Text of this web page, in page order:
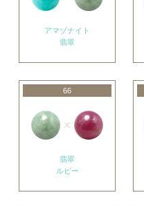
アマゾナイト
翡翠
66
翡翠
ルビー